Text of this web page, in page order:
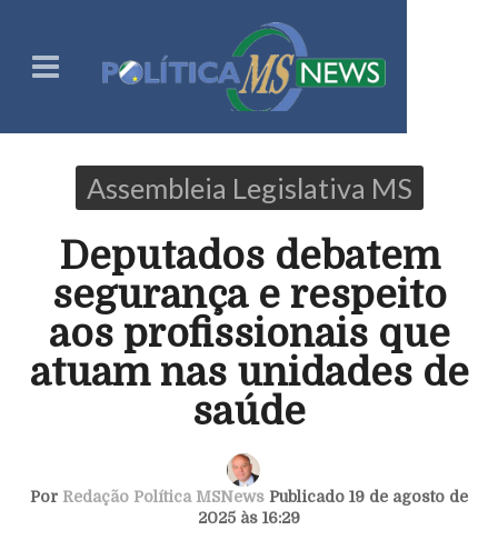
Assembleia Legislativa MS
Deputados debatem
segurança e respeito
aos profissionais que
atuam nas unidades de
saúde
Por Redação Política MSNews Publicado 19 de agosto de
2025 às 16:29